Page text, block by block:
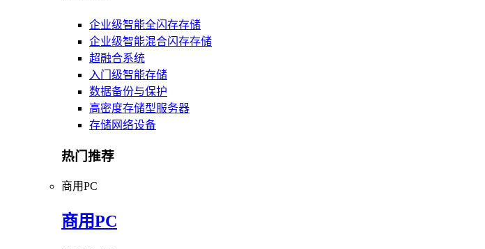
企业级智能全闪存存储
企业级智能混合闪存存储
超融合系统
入门级智能存储
数据备份与保护
高密度存储型服务器
存储网络设备
热门推荐
商用PC
商用PC